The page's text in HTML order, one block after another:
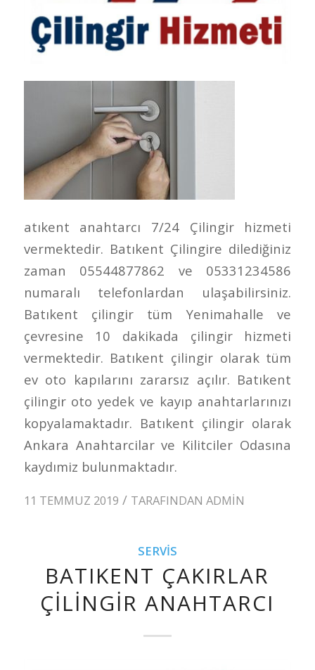
atıkent anahtarcı 7/24 Çilingir hizmeti
vermektedir. Batıkent Çilingire dilediğiniz
zaman 05544877862 ve 05331234586
numaralı telefonlardan ulaşabilirsiniz.
Batıkent çilingir tüm Yenimahalle ve
çevresine 10 dakikada çilingir hizmeti
vermektedir. Batıkent çilingir olarak tüm
ev oto kapılarını zararsız açılır. Batıkent
çilingir oto yedek ve kayıp anahtarlarınızı
kopyalamaktadır. Batıkent çilingir olarak
Ankara Anahtarcilar ve Kilitciler Odasına
kaydımiz bulunmaktadır.
11 TEMMUZ 2019 / TARAFINDAN ADMIN
SERVIS
BATIKENT ÇAKIRLAR
ÇILINGIR ANAHTARCI